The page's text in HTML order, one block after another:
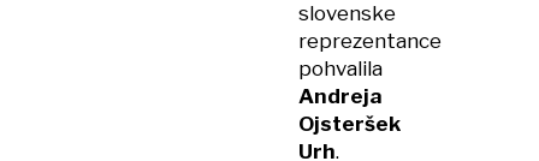
slovenske
reprezentance
pohvalila
Andreja
Ojsteršek
Urh.